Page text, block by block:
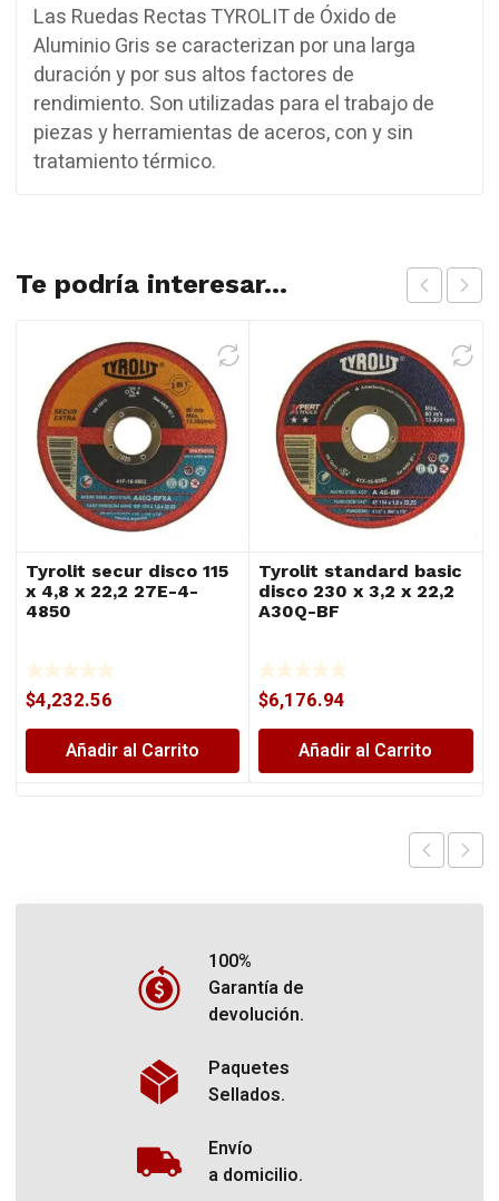
Las Ruedas Rectas TYROLIT de Óxido de
Aluminio Gris se caracterizan por una larga
duración y por sus altos factores de
rendimiento. Son utilizadas para el trabajo de
piezas y herramientas de aceros, con y sin
tratamiento térmico.
Te podría interesar...
Tyrolit secur disco 115
x 4,8 x 22,2 27E-4-
4850
$4,232.56
Añadir al Carrito
Tyrolit standard basic
disco 230 x 3,2 x 22,2
A30Q-BF
$6,176.94
Añadir al Carrito
100%
Garantía de
devolución.
Paquetes
Sellados.
Envío
a domicilio.